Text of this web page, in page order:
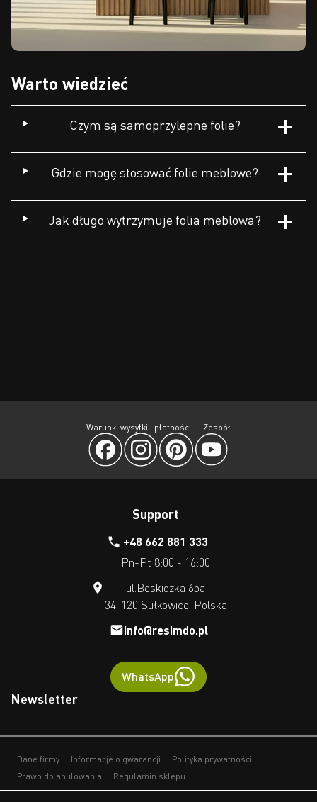
Warto wiedzieć
Czym są samoprzylepne folie?
Gdzie mogę stosować folie meblowe?
Jak długo wytrzymuje folia meblowa?
Warunki wysyłki i płatności Zespół
Support
+48 662 881 333
Pn-Pt 8:00 - 16:00
ul.Beskidzka 65a
34-120 Sułkowice, Polska
info@resimdo.pl
WhatsApp
Newsletter
Dane firmy Informacje o gwarancji
Polityka prywatności
Prawo do anulowania
Regulamin sklepu